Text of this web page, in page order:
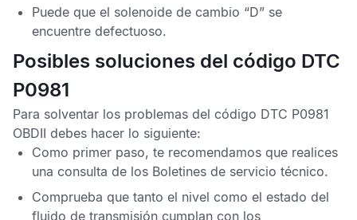
Puede que el solenoide de cambio “D” se
encuentre defectuoso.
Posibles soluciones del código DTC
P0981
Para solventar los problemas del código DTC P0981
OBDII debes hacer lo siguiente:
Como primer paso, te recomendamos que realices
una consulta de los Boletines de servicio técnico.
Comprueba que tanto el nivel como el estado del
fluido de transmisión cumplan con los